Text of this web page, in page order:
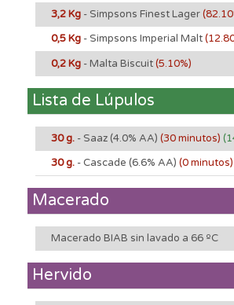
3,2 Kg - Simpsons Finest Lager
0,5 Kg - Simpsons Imperial Malt
0,2 Kg - Malta Biscuit(5.10%)
Lista de Lúpulos
30 g. - Saaz (4.0% AA) (30 minutos)
30 g. - Cascade (6.6% AA) (0 minutos)
Macerado
Macerado BIAB sin lavado a 66 ºC
Hervido